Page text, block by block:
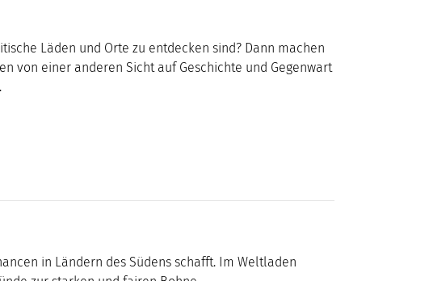
Läden und Orte zu entdecken sind? Dann machen
von einer anderen Sicht auf Geschichte und Gegenwart
in Ländern des Südens schafft. Im Weltladen